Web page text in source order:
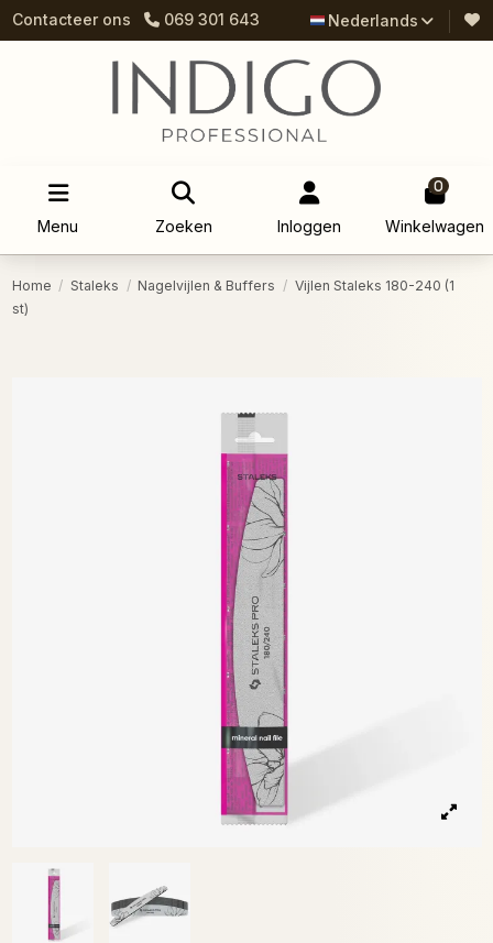
Contacteer ons 069 301 643 Nederlands
Menu Zoeken Inloggen
0
Winkelwagen
Home Staleks Nagelvijlen & Buffers
Vijlen Staleks 180-240 (1
st)